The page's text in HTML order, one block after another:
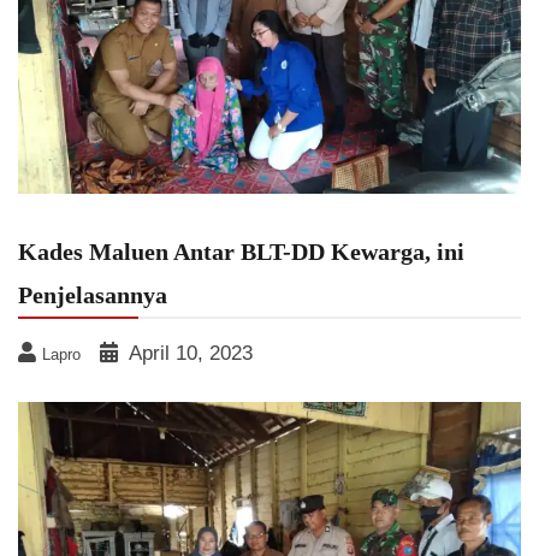
Kades Maluen Antar BLT-DD Kewarga, ini
Penjelasannya
Lapro April 10, 2023